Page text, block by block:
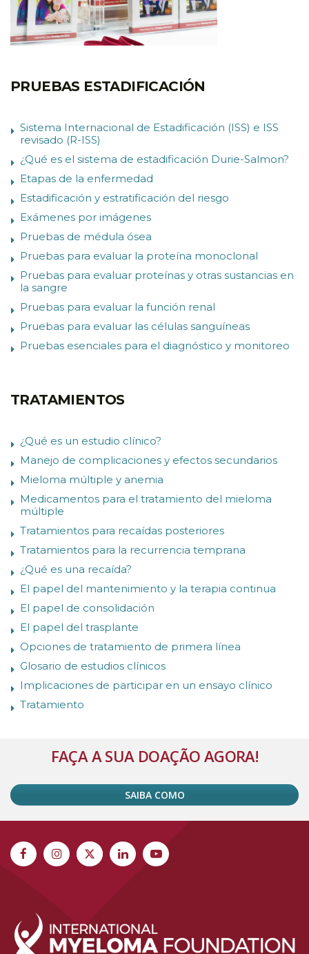
PRUEBAS ESTADIFICACIÓN
Sistema Internacional de Estadificación (ISS) e ISS
revisado (R-ISS)
¿Qué es el sistema de estadificación Durie-Salmon?
Etapas de la enfermedad
Estadificación y estratificación del riesgo
Exámenes por imágenes
Pruebas de médula ósea
Pruebas para evaluar la proteína monoclonal
Pruebas para evaluar proteínas y otras sustancias en
la sangre
Pruebas para evaluar la función renal
Pruebas para evaluar las células sanguíneas
Pruebas esenciales para el diagnóstico y monitoreo
TRATAMIENTOS
¿Qué es un estudio clínico?
Manejo de complicaciones y efectos secundarios
Mieloma múltiple y anemia
Medicamentos para el tratamiento del mieloma
múltiple
Tratamientos para recaídas posteriores
Tratamientos para la recurrencia temprana
¿Qué es una recaída?
El papel del mantenimiento y la terapia continua
El papel de consolidación
El papel del trasplante
Opciones de tratamiento de primera línea
Glosario de estudios clínicos
Implicaciones de participar en un ensayo clínico
Tratamiento
FAÇA A SUA DOAÇÃO AGORA!
SAIBA COMO